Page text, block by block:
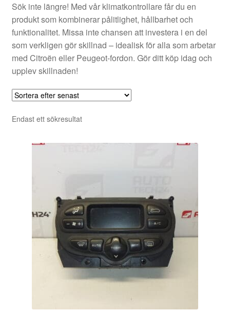
Världsomspännande frakt
Villkor
Sök inte längre! Med vår klimatkontrollare får du en
produkt som kombinerar pålitlighet, hållbarhet och
funktionalitet. Missa inte chansen att investera i en del
som verkligen gör skillnad – idealisk för alla som arbetar
med Citroën eller Peugeot-fordon. Gör ditt köp idag och
upplev skillnaden!
Endast ett sökresultat